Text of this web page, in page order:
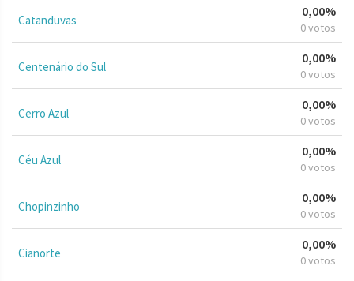
Catanduvas
0,00%
0 votos
Centenário do Sul
0,00%
0 votos
Cerro Azul
0,00%
0 votos
Céu Azul
0,00%
0 votos
Chopinzinho
0,00%
0 votos
Cianorte
0,00%
0 votos